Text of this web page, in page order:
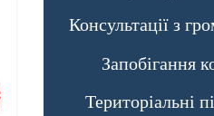
Консультації з
Запобігання
Територіальні